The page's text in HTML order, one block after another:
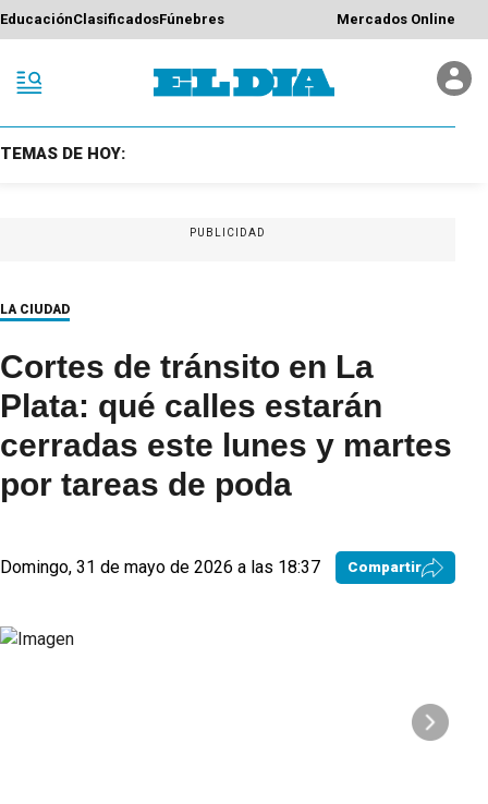
EducaciónClasificadosFúnebres Mercados Online
TEMAS DE HOY:
PUBLICIDAD
LA CIUDAD
Cortes de tránsito en La
Plata: qué calles estarán
cerradas este lunes y martes
por tareas de poda
Domingo, 31 de mayo de 2026 a las 18:37 Compartir